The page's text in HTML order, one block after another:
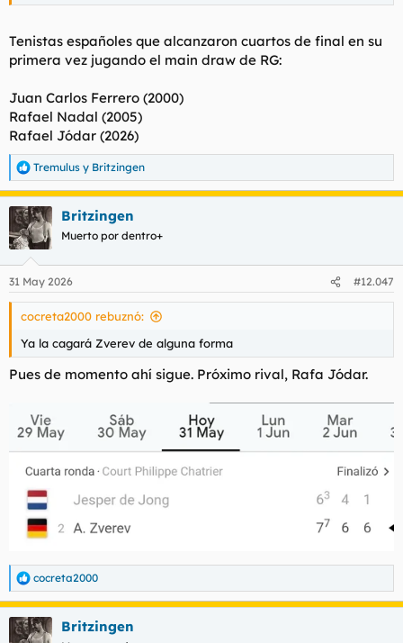
Tenistas españoles que alcanzaron cuartos de final en su
primera vez jugando el main draw de RG:
Juan Carlos Ferrero (2000)
Rafael Nadal (2005)
Rafael Jódar (2026)
R
e
a
c
c
i
e
s
Tremulus y Britzingen
Britzingen
Muerto por dentro+
31 May 2026 #12.047
cocreta2000 rebuznó:
Ya la cagará Zverev de alguna forma
Pues de momento ahí sigue. Próximo rival, Rafa Jódar.
R
e
a
c
cocreta2000
Britzingen